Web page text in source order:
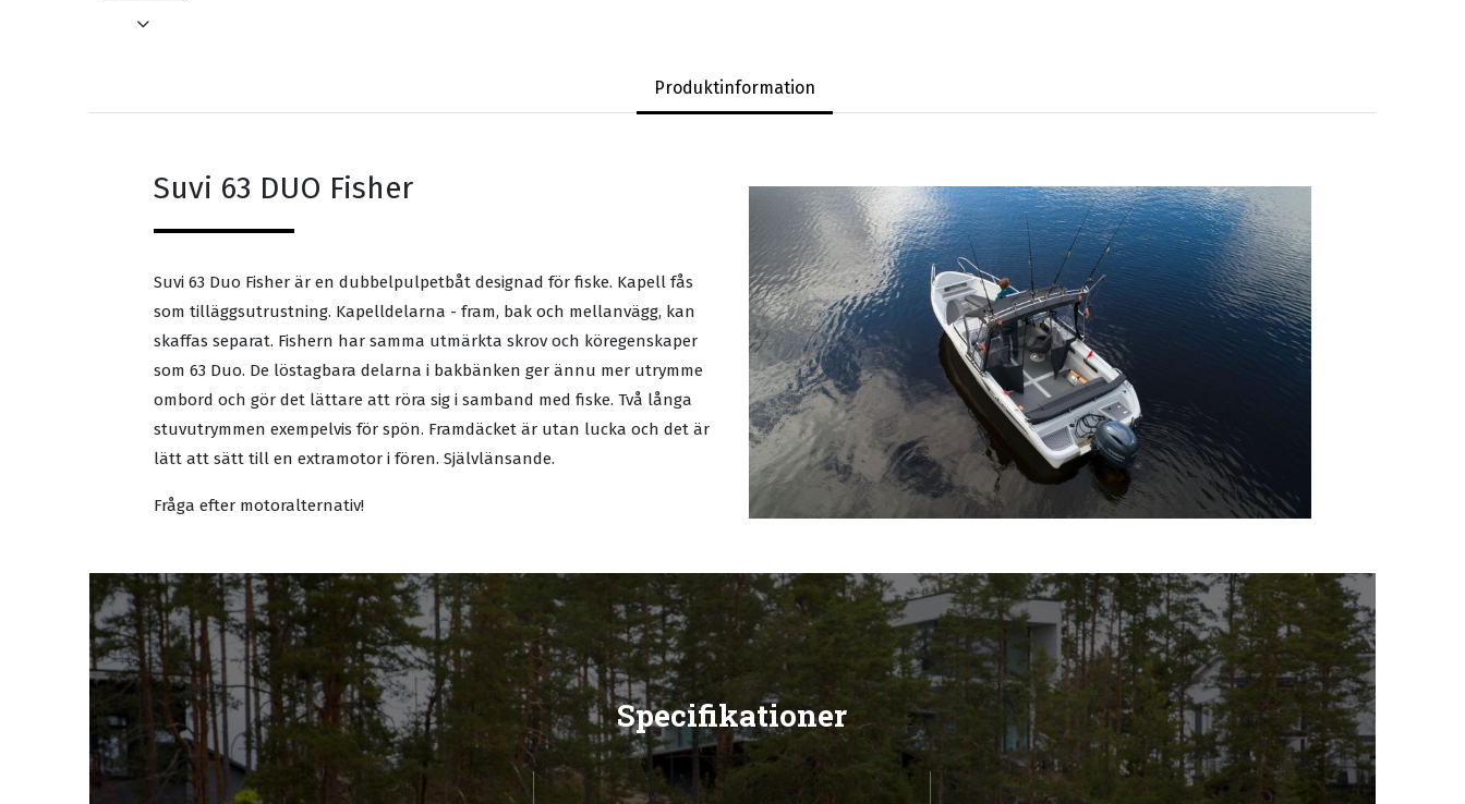
Produktinformation
Suvi 63 DUO Fisher
Suvi 63 Duo Fisher är en dubbelpulpetbåt designad för fiske. Kapell fås
som tilläggsutrustning. Kapelldelarna - fram, bak och mellanvägg, kan
skaffas separat. Fishern har samma utmärkta skrov och köregenskaper
som 63 Duo. De löstagbara delarna i bakbänken ger ännu mer utrymme
ombord och gör det lättare att röra sig i samband med fiske. Två långa
stuvutrymmen exempelvis för spön. Framdäcket är utan lucka och det är
lätt att sätt till en extramotor i fören. Självlänsande.
Fråga efter motoralternativ!
Specifikationer